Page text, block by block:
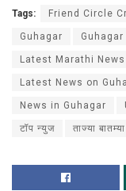
Tags: Friend Circle
Guhagar Guhagar
Latest Marathi News
Latest News on
News in Guhagar
टॉप न्युज ताज्या बातम्या